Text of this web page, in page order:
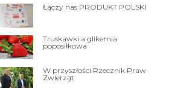
Łączy nas PRODUKT POLSKI
Truskawki a glikemia
poposiłkowa
W przyszłości Rzecznik Praw
Zwierząt